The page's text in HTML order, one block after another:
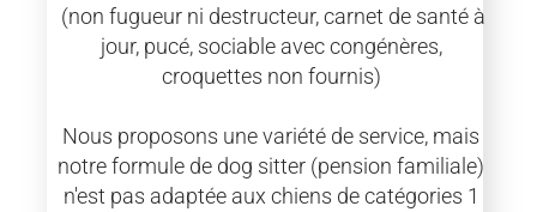
(non fugueur ni destructeur, carnet de santé à
jour, pucé, sociable avec congénères,
croquettes non fournis)
Nous proposons une variété de service, mais
notre formule de dog sitter (pension familiale)
n'est pas adaptée aux chiens de catégories 1